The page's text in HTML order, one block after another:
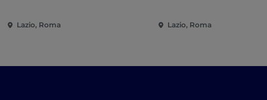
Lazio, Roma Lazio, Roma